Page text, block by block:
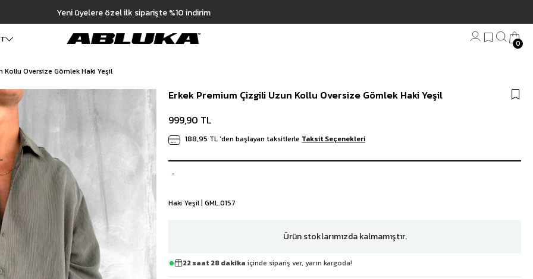
Hızlı Teslimat | 3000₺ Üzeri Ücretsiz Kargo
Pantolon
Kumaş Pantolon
Pileli Pantolon
Keten Pantolon
Jean
Baggy Jean
Boyfriend Jean
Slim Fit Jean
Distressed Jean
Regular Fit Jean
Eşofman
Şort
Deniz Şortu
Ceket
Mont
Trençkot
Atlet
Kartlık
Çanta
Plaj Havlu
0
Kollu Oversize Gömlek Haki Yeşil
Erkek Premium Çizgili Uzun Kollu Oversize Gömlek Haki Yeşil
999,90 TL
188,95 TL`den başlayan taksitlerle Taksit Seçenekleri
Haki Yeşil | GML.0157
Ürün stoklarımızda kalmamıştır.
22 saat 28 dakika içinde sipariş ver, yarın kargoda!
999,90 TL